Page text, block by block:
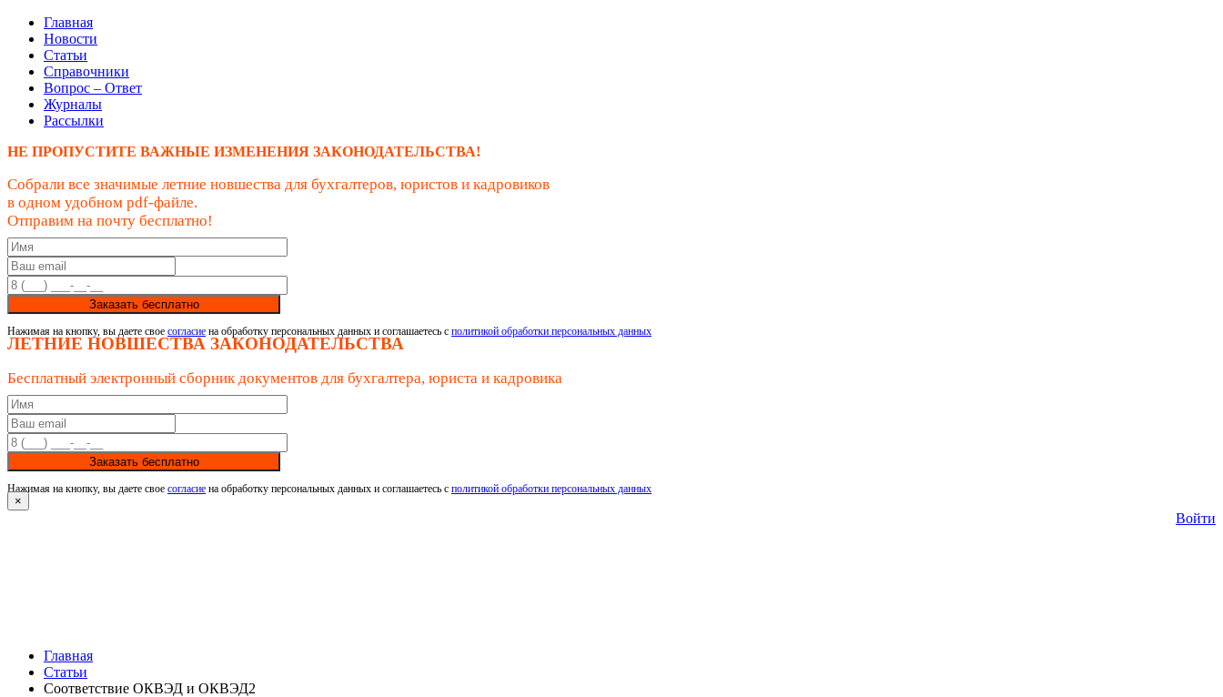
Главная
Новости
Статьи
Справочники
Вопрос – Ответ
Журналы
Рассылки
НЕ ПРОПУСТИТЕ ВАЖНЫЕ ИЗМЕНЕНИЯ ЗАКОНОДАТЕЛЬСТВА!
Собрали все значимые летние новшества для бухгалтеров, юристов и кадровиков
в одном удобном pdf-файле.
Отправим на почту бесплатно!
Заказать бесплатно
Нажимая на кнопку, вы даете свое согласие на обработку персональных данных и соглашаетесь с политикой обработки персональных данных
ЛЕТНИЕ НОВШЕСТВА ЗАКОНОДАТЕЛЬСТВА
Бесплатный электронный сборник документов для бухгалтера, юриста и кадровика
Заказать бесплатно
Нажимая на кнопку, вы даете свое согласие на обработку персональных данных и соглашаетесь с политикой обработки персональных данных
×
Войти
Главная
Статьи
Соответствие ОКВЭД и ОКВЭД2